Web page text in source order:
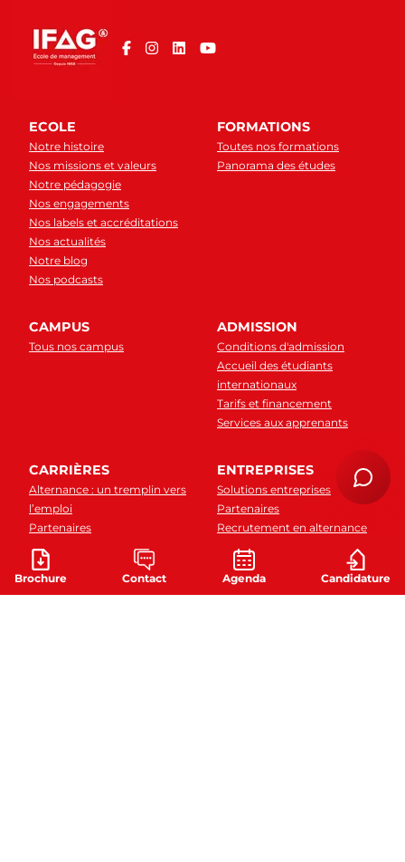
Brochure Contact Agenda Candidature
ECOLE
Notre histoire
Nos missions et valeurs
Notre pédagogie
Nos engagements
Nos labels et accréditations
Nos actualités
Notre blog
Nos podcasts
FORMATIONS
Toutes nos formations
Panorama des études
CAMPUS
Tous nos campus
ADMISSION
Conditions d'admission
Accueil des étudiants
internationaux
Tarifs et financement
Services aux apprenants
CARRIÈRES
Alternance : un tremplin vers
l’emploi
Partenaires
Débouchés métiers
Réseau alumni
ENTREPRISES
Solutions entreprises
Partenaires
Recrutement en alternance
Taxe d'apprentissage
VAE
FAQ alternance